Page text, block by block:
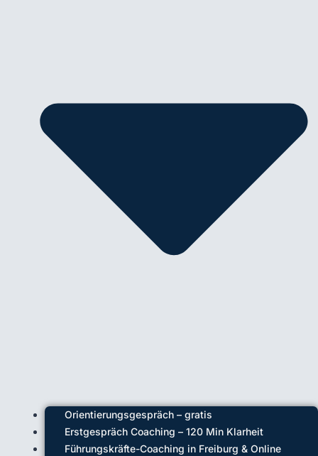
Orientierungsgespräch – gratis
Erstgespräch Coaching – 120 Min Klarheit
Führungskräfte-Coaching in Freiburg & Online